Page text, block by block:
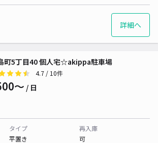
詳細へ
町5丁目40 個人宅☆akippa駐車場
4.7 / 10件
〜 / 日
タイプ
平置き
再入庫
可